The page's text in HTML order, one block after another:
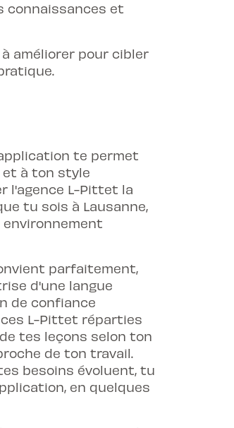
connaissances et
améliorer pour cibler
te permet
et à ton style
l'agence L-Pittet la
tu sois à Lausanne,
parfaitement,
d'une langue
de confiance
L-Pittet réparties
tes leçons selon ton
de ton travail.
besoins évoluent, tu
en quelques